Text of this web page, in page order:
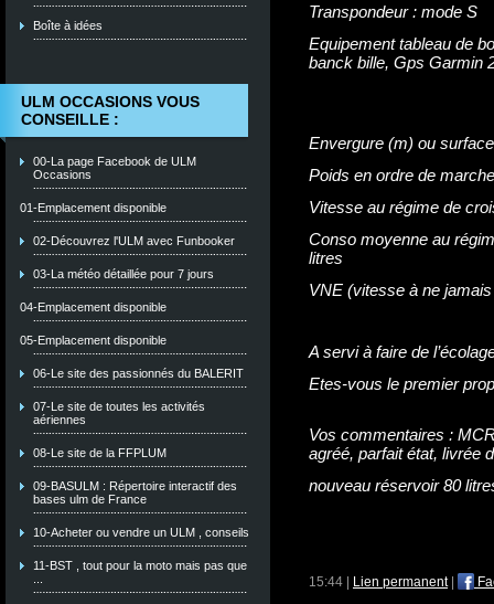
Boîte à idées
ULM OCCASIONS VOUS
CONSEILLE :
00-La page Facebook de ULM
Occasions
01-Emplacement disponible
02-Découvrez l'ULM avec Funbooker
03-La météo détaillée pour 7 jours
04-Emplacement disponible
05-Emplacement disponible
06-Le site des passionnés du BALERIT
07-Le site de toutes les activités
aériennes
08-Le site de la FFPLUM
09-BASULM : Répertoire interactif des
bases ulm de France
10-Acheter ou vendre un ULM , conseils
11-BST , tout pour la moto mais pas que
Transpondeur : mode S
Equipement tableau de
banck bille, Gps Garmin
Envergure (m) ou
Poids en ordre de
Vitesse au régime de
Conso moyenne au
litres
VNE (vitesse à ne
A servi à faire de
Etes-vous le premier
Vos commentaires :
agréé, parfait état, livrée
nouveau réservoir 80
15:44 | Lien permanent|